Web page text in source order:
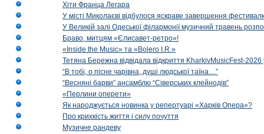
Хіти Франца Легара
У місті Миколаєві відбулося яскраве завершення
У Великій залі Одеської філармонії музичний травень
Браво, митцям «Єлисавет-ретро»!
«Inside the Music» та «Bolero I.R.»
Тетяна Бережна відвідала відкриття KharkivMusicFest-2026
“В тобі, о пісне чарівна, душі людської таїна…”
“Весняні барви” ансамблю “Сіверських клейнодів”
«Перлини оперети»
Як народжується новинка у репертуарі «Харків Опера»?
Про крихкість життя і силу почуття
Музичне рандеву